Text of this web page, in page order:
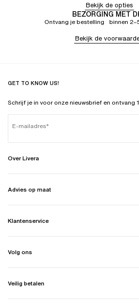
Bekijk de opties
BEZORGING MET
Ontvang je bestelling binnen
Bekijk de
GET TO KNOW US!
Schrijf je in voor onze nieuwsbrief en ontvang
E-mailadres
Over Livera
Advies op maat
Klantenservice
Volg ons
Veilig betalen